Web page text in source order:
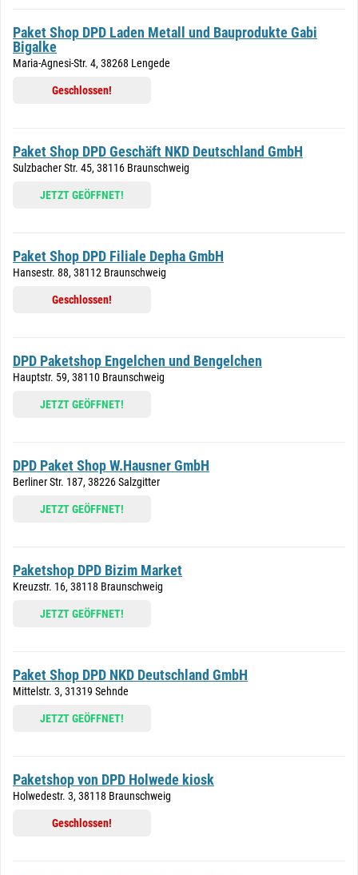
Paket Shop DPD Laden Metall und Bauprodukte Gabi
Bigalke
Maria-Agnesi-Str. 4, 38268 Lengede
Geschlossen!
Paket Shop DPD Geschäft NKD Deutschland GmbH
Sulzbacher Str. 45, 38116 Braunschweig
JETZT GEÖFFNET!
Paket Shop DPD Filiale Depha GmbH
Hansestr. 88, 38112 Braunschweig
Geschlossen!
DPD Paketshop Engelchen und Bengelchen
Hauptstr. 59, 38110 Braunschweig
JETZT GEÖFFNET!
DPD Paket Shop W.Hausner GmbH
Berliner Str. 187, 38226 Salzgitter
JETZT GEÖFFNET!
Paketshop DPD Bizim Market
Kreuzstr. 16, 38118 Braunschweig
JETZT GEÖFFNET!
Paket Shop DPD NKD Deutschland GmbH
Mittelstr. 3, 31319 Sehnde
JETZT GEÖFFNET!
Paketshop von DPD Holwede kiosk
Holwedestr. 3, 38118 Braunschweig
Geschlossen!